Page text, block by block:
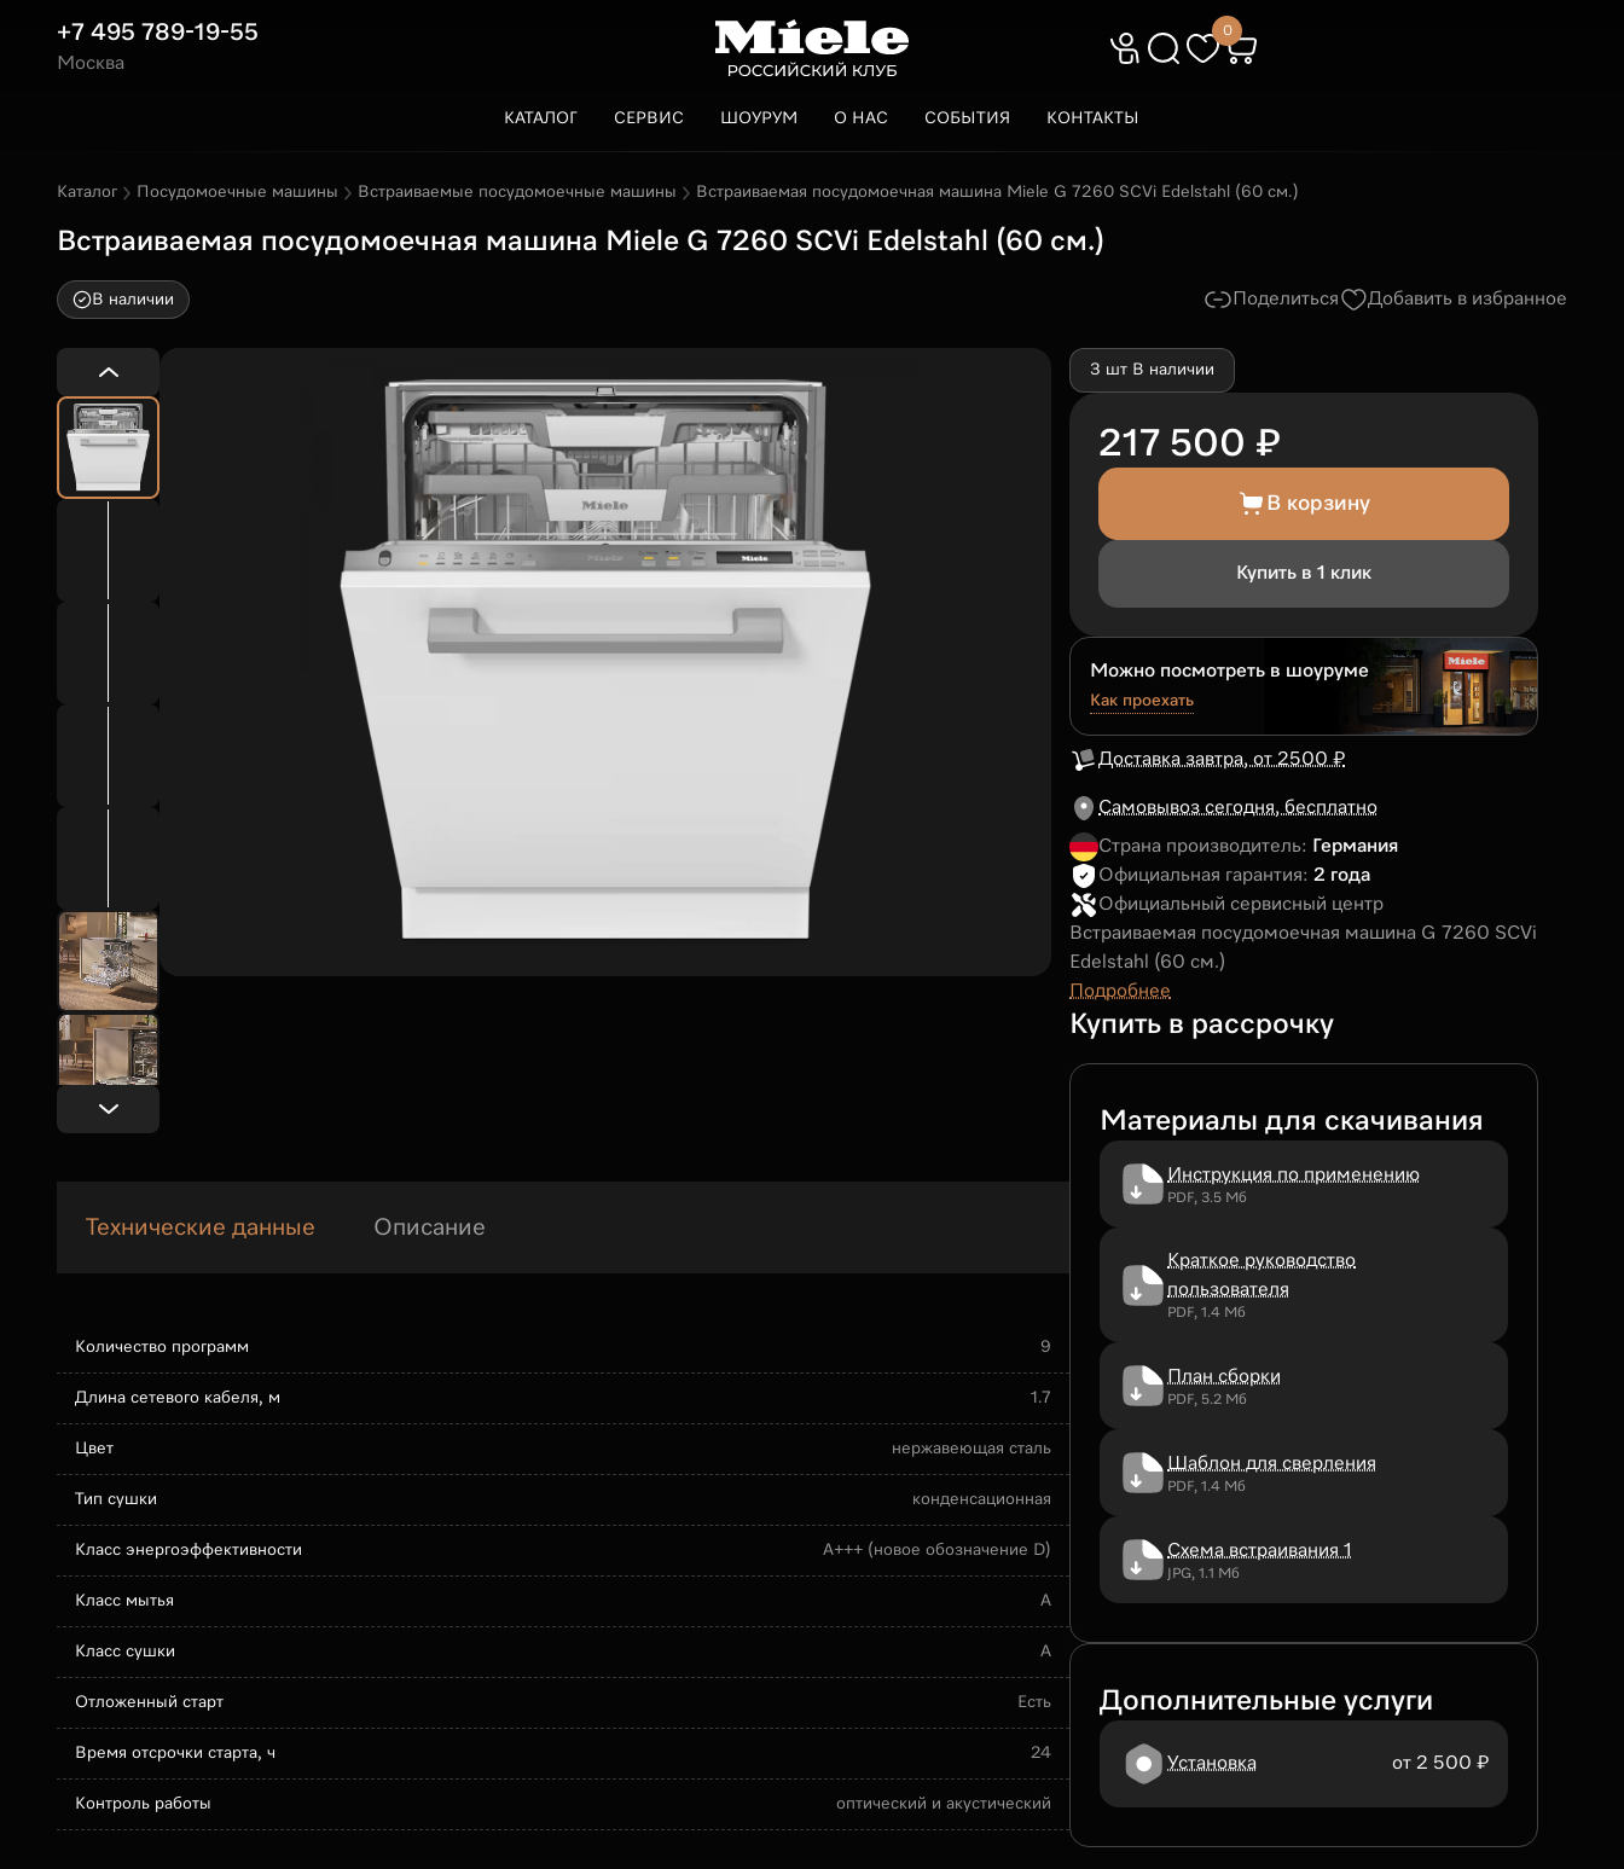
+7 495 789-19-55
Москва
0
КАТАЛОГ СЕРВИС ШОУРУМ О НАС СОБЫТИЯ КОНТАКТЫ
Каталог Посудомоечные машины Встраиваемые посудомоечные машины Встраиваемая посудомоечная машина Miele G 7260 SCVi Edelstahl (60 см.)
Встраиваемая посудомоечная машина Miele G 7260 SCVi Edelstahl (60 см.)
В наличии Поделиться Добавить в избранное
Технические данные Описание
Количество программ 9
Длина сетевого кабеля, м 1.7
Цвет нержавеющая сталь
Тип сушки конденсационная
Класс энергоэффективности A+++ (новое обозначение D)
Класс мытья A
Класс сушки A
Отложенный старт Есть
Время отсрочки старта, ч 24
Контроль работы оптический и акустический
3 шт В наличии
217 500 ₽
В корзину
Купить в 1 клик
Можно посмотреть в шоуруме
Как проехать
Доставка завтра, от 2500 ₽
Самовывоз сегодня, бесплатно
Страна производитель: Германия
Официальная гарантия: 2 года
Официальный сервисный центр
Встраиваемая посудомоечная машина G 7260 SCVi
Edelstahl (60 см.)
Подробнее
Купить в рассрочку
Материалы для скачивания
Инструкция по применению
PDF, 3.5 Мб
Краткое руководство
пользователя
PDF, 1.4 Мб
План сборки
PDF, 5.2 Мб
Шаблон для сверления
PDF, 1.4 Мб
Схема встраивания 1
JPG, 1.1 Мб
Дополнительные услуги
Установка от 2 500 ₽